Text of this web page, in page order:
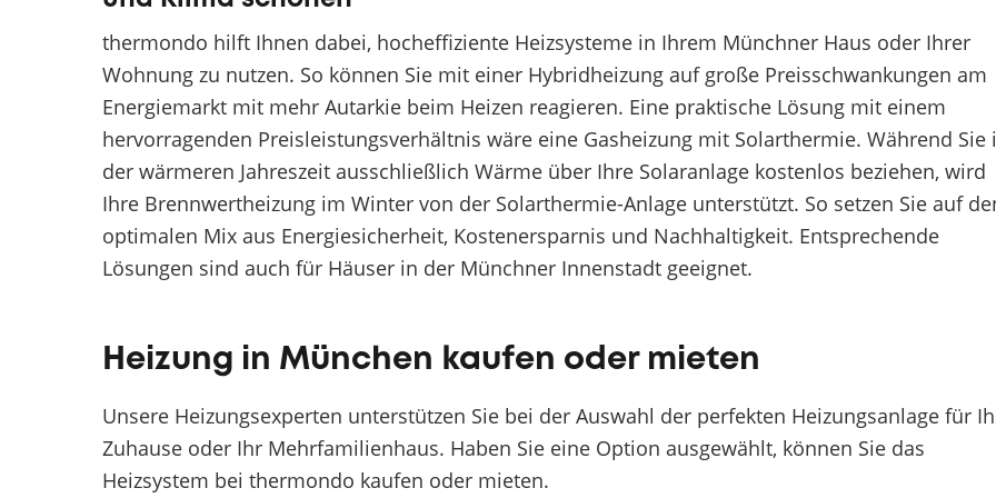
thermondo hilft Ihnen dabei, hocheffiziente Heizsysteme in Ihrem Münchner Haus oder Ihrer
Wohnung zu nutzen. So können Sie mit einer Hybridheizung auf große Preisschwankungen am
Energiemarkt mit mehr Autarkie beim Heizen reagieren. Eine praktische Lösung mit einem
hervorragenden Preisleistungsverhältnis wäre eine Gasheizung mit Solarthermie. Während Sie
der wärmeren Jahreszeit ausschließlich Wärme über Ihre Solaranlage kostenlos beziehen, wird
Ihre Brennwertheizung im Winter von der Solarthermie-Anlage unterstützt. So setzen Sie auf
optimalen Mix aus Energiesicherheit, Kostenersparnis und Nachhaltigkeit. Entsprechende
Lösungen sind auch für Häuser in der Münchner Innenstadt geeignet.
Heizung in München kaufen oder mieten
Unsere Heizungsexperten unterstützen Sie bei der Auswahl der perfekten Heizungsanlage für
Zuhause oder Ihr Mehrfamilienhaus. Haben Sie eine Option ausgewählt, können Sie das
Heizsystem bei thermondo kaufen oder mieten.